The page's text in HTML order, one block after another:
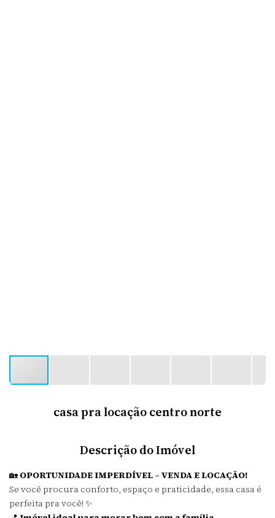
casa pra locação centro norte
Descrição do Imóvel
🏡 OPORTUNIDADE IMPERDÍVEL – VENDA E LOCAÇÃO!
Se você procura conforto, espaço e praticidade, essa casa é
perfeita pra você! ✨